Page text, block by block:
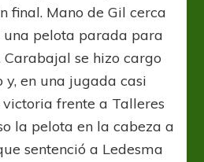
final. Mano de Gil cerca
una pelota parada para
Carabajal se hizo cargo
en una jugada casi
frente a Talleres
la pelota en la cabeza a
sentenció a Ledesma